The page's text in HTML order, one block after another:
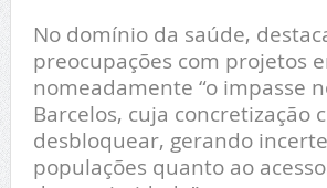
No domínio da saúde,
preocupações com projetos
nomeadamente “o impasse
Barcelos, cuja concretização
desbloquear, gerando
populações quanto ao